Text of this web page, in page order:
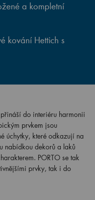
a kompletní
kování Hettich s
přináší do interiéru harmonii
prvkem jsou
úchytky, které odkazují na
nabídkou dekorů a laků
PORTO se tak
prvky, tak i do